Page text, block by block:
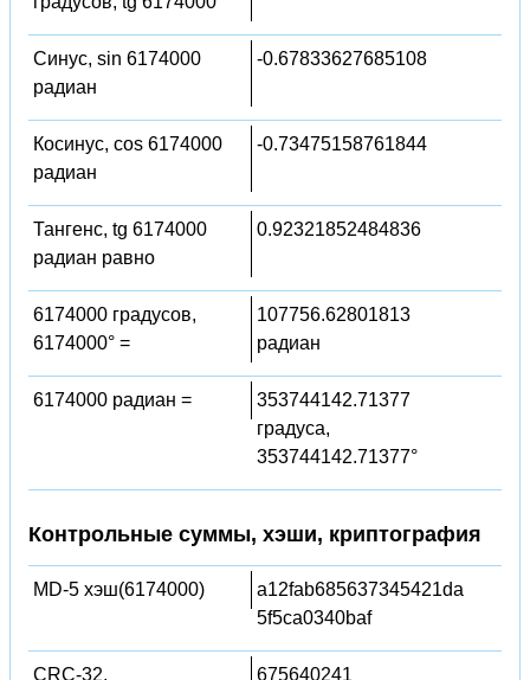
Синус, sin 6174000
радиан
-0.67833627685108
Косинус, cos 6174000
радиан
-0.73475158761844
Тангенс, tg 6174000
радиан равно
0.92321852484836
6174000 градусов,
6174000° =
107756.62801813
радиан
6174000 радиан =
353744142.71377
градуса,
353744142.71377°
Контрольные суммы, хэши, криптография
MD-5 хэш(6174000)
a12fab685637345421da
5f5ca0340baf
CRC-32,
675640241